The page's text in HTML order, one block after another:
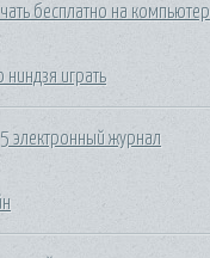
бесплатно на компьютер
ниндзя играть
электронный журнал